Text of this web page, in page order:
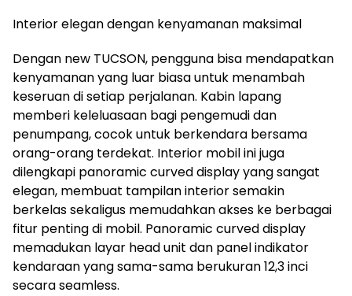
Interior elegan dengan kenyamanan maksimal
Dengan new TUCSON, pengguna bisa mendapatkan
kenyamanan yang luar biasa untuk menambah
keseruan di setiap perjalanan. Kabin lapang
memberi keleluasaan bagi pengemudi dan
penumpang, cocok untuk berkendara bersama
orang-orang terdekat. Interior mobil ini juga
dilengkapi panoramic curved display yang sangat
elegan, membuat tampilan interior semakin
berkelas sekaligus memudahkan akses ke berbagai
fitur penting di mobil. Panoramic curved display
memadukan layar head unit dan panel indikator
kendaraan yang sama-sama berukuran 12,3 inci
secara seamless.